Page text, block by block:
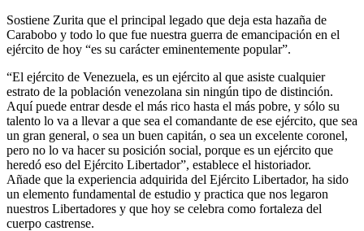
Sostiene Zurita que el principal legado que deja esta hazaña de
Carabobo y todo lo que fue nuestra guerra de emancipación en el
ejército de hoy “es su carácter eminentemente popular”.
“El ejército de Venezuela, es un ejército al que asiste cualquier
estrato de la población venezolana sin ningún tipo de distinción.
Aquí puede entrar desde el más rico hasta el más pobre, y sólo su
talento lo va a llevar a que sea el comandante de ese ejército, que sea
un gran general, o sea un buen capitán, o sea un excelente coronel,
pero no lo va hacer su posición social, porque es un ejército que
heredó eso del Ejército Libertador”, establece el historiador.
Añade que la experiencia adquirida del Ejército Libertador, ha sido
un elemento fundamental de estudio y practica que nos legaron
nuestros Libertadores y que hoy se celebra como fortaleza del
cuerpo castrense.